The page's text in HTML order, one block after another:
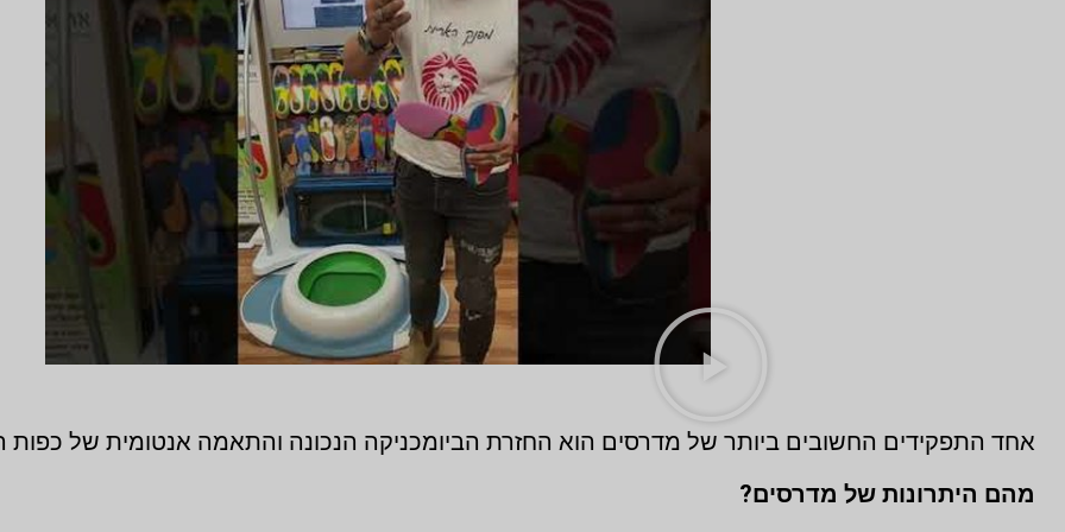
אחד התפקידים החשובים ביותר של מדרסים הוא החזרת הביומכניקה הנכונה והתאמה אנטומית של כפות
מהם היתרונות של מדרסים?